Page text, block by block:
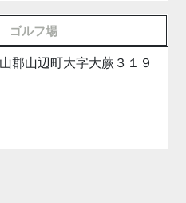
ゴルフ場
郡山辺町大字大蕨３１９